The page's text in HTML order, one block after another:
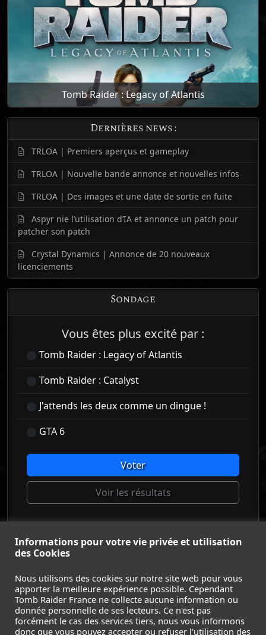
Tomb Raider : Legacy of Atlantis
Dernières news :
TRLOA | Premiers aperçus et gameplay
TRLOA | Nouvelle bande annonce et nouvelles infos
TRLOA | Des images et une date de sortie en fuite
Aspyr nie l’utilisation d’IA et annonce un patch pour
patcher son patch
Crystal Dynamics | Annonce de 20 nouveaux
licenciements
Sondage
Vous êtes plus excité par :
Tomb Raider : Legacy of Atlantis
Tomb Raider : Catalyst
J'attends les deux comme un dingue !
GTA 6
Voter
Voir les résultats
Informations pour votre vie privée et utilisation
des Cookies
Nous utilisons des cookies sur notre site web pour vous
apporter la meilleure expérience possible. Cependant
Tomb Raider France ne collecte aucune information ou
donnée personnelle de ses lecteurs. Ce n'est pas
forcément le cas des services tiers, nous vous informons
donc que vous pouvez accepter ou refuser l'utilisation des
© Tomb Raider France 2008 - 2026
Lara Croft et Tomb Raider sont des marques déposées
Square Enix Ltd.
ACCUEIL- TOMB RAIDER- LEGACY OF ATLANTIS
CATALYST - LARA CROFT- FILMS - CONTACT-
MENTIONS LÉGALES / CGU-